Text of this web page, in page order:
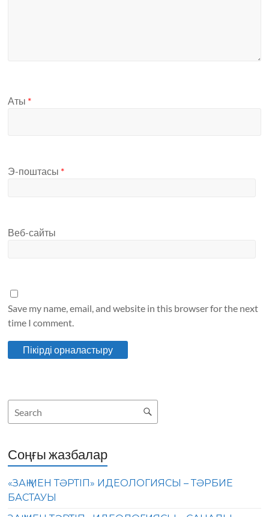
Аты *
Э-поштасы *
Веб-сайты
Save my name, email, and website in this browser for the next
time I comment.
Соңғы жазбалар
«ЗАҢ МЕН ТӘРТІП» ИДЕОЛОГИЯСЫ – ТӘРБИЕ
БАСТАУЫ